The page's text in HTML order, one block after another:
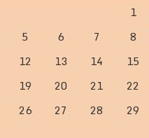
1
5 6 7 8
12 13 14 15
19 20 21 22
26 27 28 29